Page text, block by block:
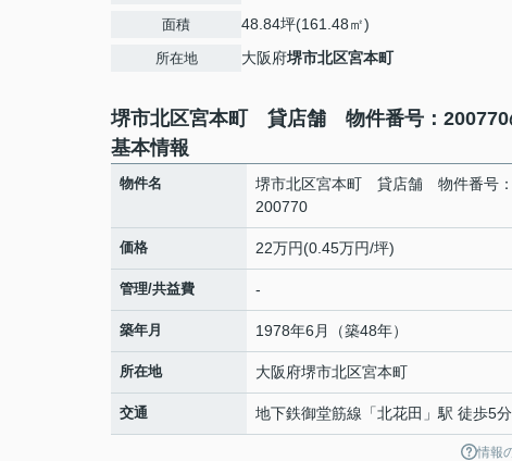
面積 48.84坪(161.48㎡)
所在地 大阪府堺市北区宮本町
堺市北区宮本町 貸店舗 物件番号：200770
基本情報
物件名
堺市北区宮本町 貸店舗 物件番号：
200770
価格 22万円(0.45万円/坪)
管理/共益費 -
築年月 1978年6月（築48年）
所在地 大阪府堺市北区宮本町
交通 地下鉄御堂筋線 「北花田 」駅 徒歩5分
情報